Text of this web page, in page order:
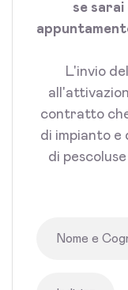
se
L'invio
contratto
di impianto e
di